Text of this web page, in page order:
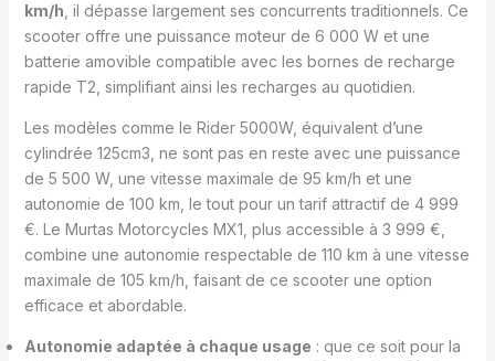
km/h , il dépasse largement ses concurrents traditionnels. Ce
scooter offre une puissance moteur de 6 000 W et une
batterie amovible compatible avec les bornes de recharge
rapide T2, simplifiant ainsi les recharges au quotidien.
Les modèles comme le Rider 5000W, équivalent d’une
cylindrée 125cm3, ne sont pas en reste avec une puissance
de 5 500 W, une vitesse maximale de 95 km/h et une
autonomie de 100 km, le tout pour un tarif attractif de 4 999
€. Le Murtas Motorcycles MX1, plus accessible à 3 999 €,
combine une autonomie respectable de 110 km à une vitesse
maximale de 105 km/h, faisant de ce scooter une option
efficace et abordable.
Autonomie adaptée à chaque usage : que ce soit pour la